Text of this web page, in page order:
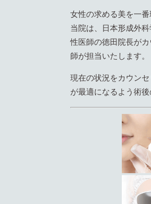
女性の求める美を一
当院は、日本形成外
性医師の徳田院長が
師が担当いたします。
現在の状況をカウン
が最適になるよう術